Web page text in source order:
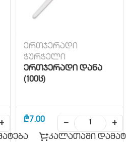
+
ერთჯერადი
ჭურჭელი
ერთჯერადი დანა
(100ც)
₾7.00 −
+
კალათაში